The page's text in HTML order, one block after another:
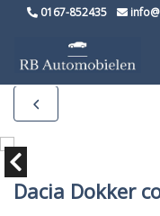
0167-852435
Dacia Dokker